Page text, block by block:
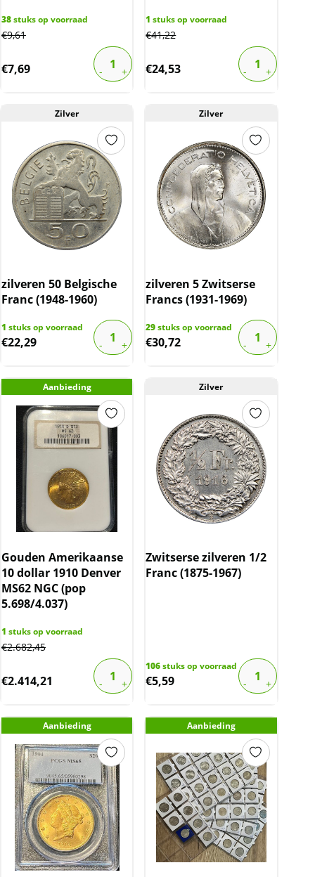
38stuks op voorraad
€9,61
€7,69
1 stuks op voorraad
€41,22
€24,53
Zilver
zilveren 50 Belgische
Franc (1948-1960)
1 stuks op voorraad
€22,29
Zilver
zilveren 5 Zwitserse
Francs (1931-1969)
29stuks op voorraad
€30,72
Aanbieding
Gouden Amerikaanse
10 dollar 1910 Denver
MS62 NGC (pop
5.698/4.037)
1 stuks op voorraad
€2.682,45
€2.414,21
Zilver
Zwitserse zilveren 1/2
Franc (1875-1967)
106stuks op voorraad
€5,59
Aanbieding Aanbieding